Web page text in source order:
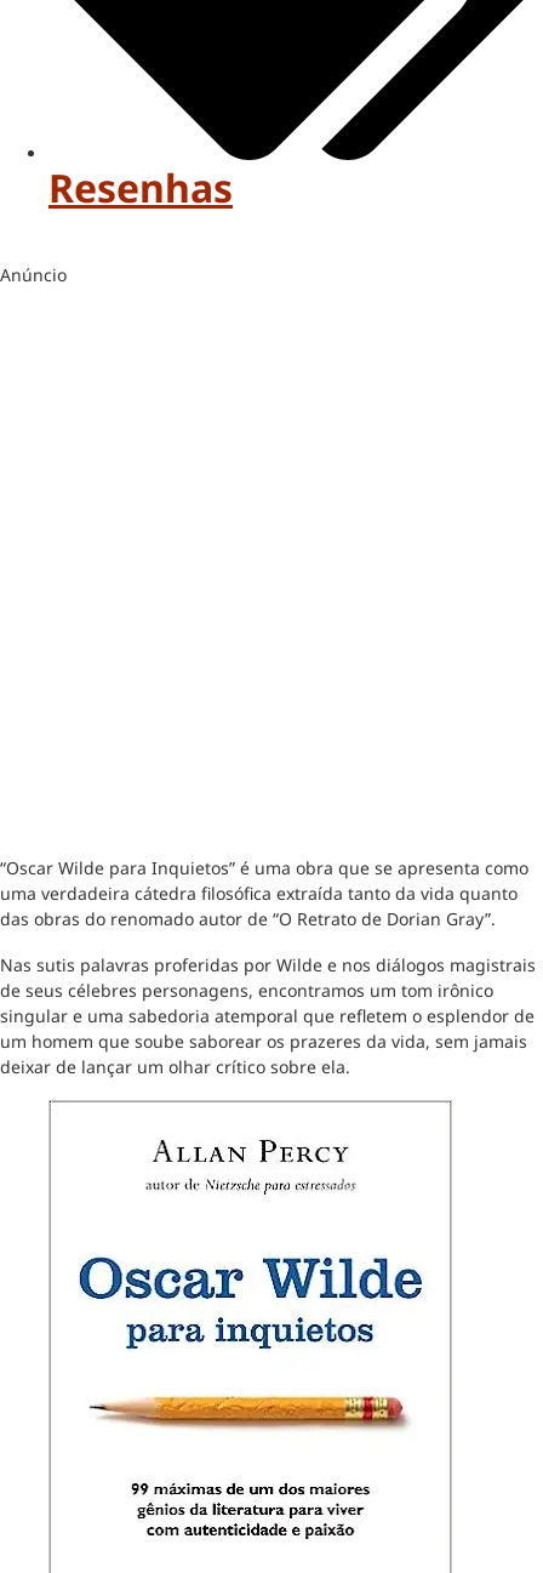
Resenhas
Anúncio
“Oscar Wilde para Inquietos” é uma obra que se apresenta como
uma verdadeira cátedra filosófica extraída tanto da vida quanto
das obras do renomado autor de “O Retrato de Dorian Gray”.
Nas sutis palavras proferidas por Wilde e nos diálogos magistrais
de seus célebres personagens, encontramos um tom irônico
singular e uma sabedoria atemporal que refletem o esplendor de
um homem que soube saborear os prazeres da vida, sem jamais
deixar de lançar um olhar crítico sobre ela.